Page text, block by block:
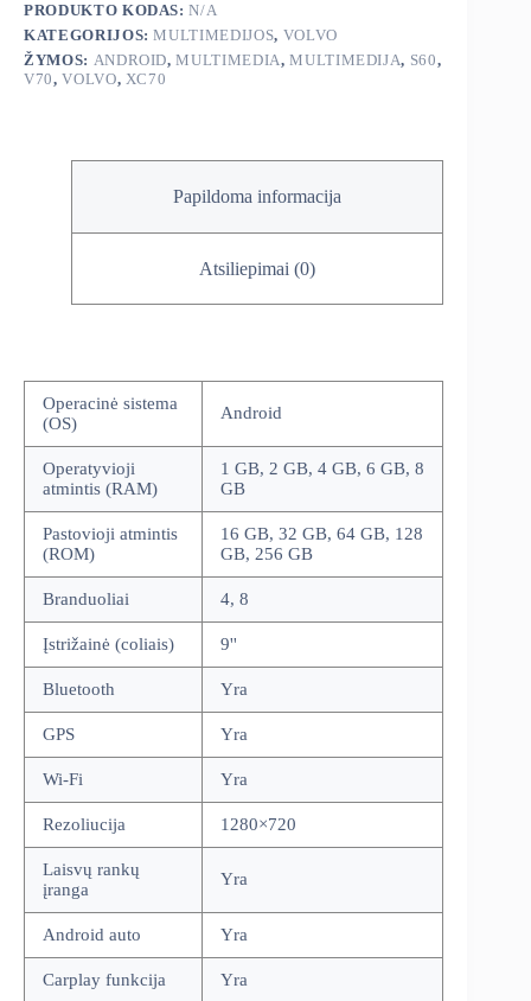
2009
android
multimedija
PRODUKTO KODAS:N/A
KATEGORIJOS:MULTIMEDIJOS, VOLVO
ŽYMOS: ANDROID,MULTIMEDIA,MULTIMEDIJA, S60,
V70,VOLVO, XC70
Papildoma informacija
Atsiliepimai (0)
Operacinė sistema
(OS)
Android
Operatyvioji
atmintis (RAM)
1 GB, 2 GB, 4 GB, 6 GB, 8
GB
Pastovioji atmintis
(ROM)
16 GB, 32 GB, 64 GB, 128
GB, 256 GB
Branduoliai 4, 8
Įstrižainė (coliais) 9''
Bluetooth Yra
GPS Yra
Wi-Fi Yra
Rezoliucija 1280×720
Laisvų rankų
įranga
Yra
Android auto Yra
Carplay funkcija Yra